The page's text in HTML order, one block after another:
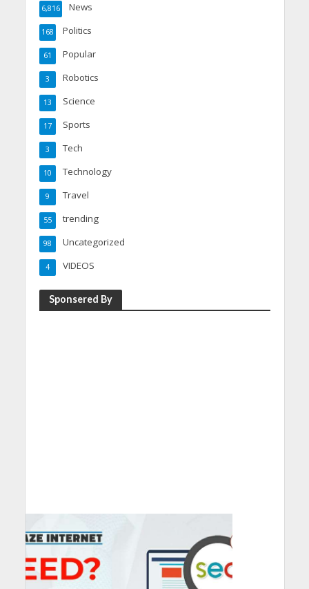
News
6,816
Politics
168
Popular
61
Robotics
3
Science
13
Sports
17
Tech
3
Technology
10
Travel
9
trending
55
Uncategorized
98
VIDEOS
4
Sponsered By